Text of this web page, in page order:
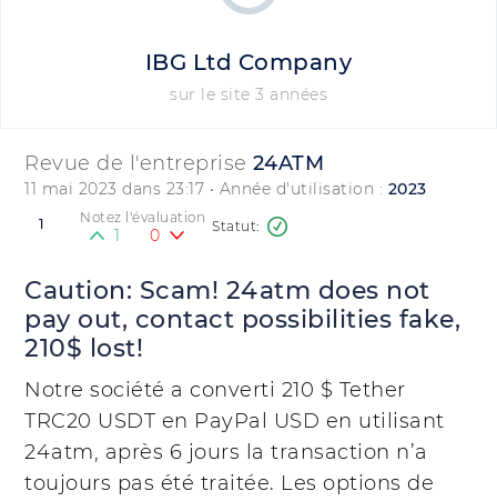
Revue de l'entreprise 24ATM
11 mai 2023 dans 23:17 • Année d'utilisation : 2023
1 Notez l'évaluation
1 0
Caution: Scam! 24atm does not
pay out, contact possibilities fake,
210$ lost!
Notre société a converti 210 $ Tether
TRC20 USDT en PayPal USD en utilisant
24atm, après 6 jours la transaction n’a
toujours pas été traitée. Les options de
IBG Ltd Company
sur le site 3 années